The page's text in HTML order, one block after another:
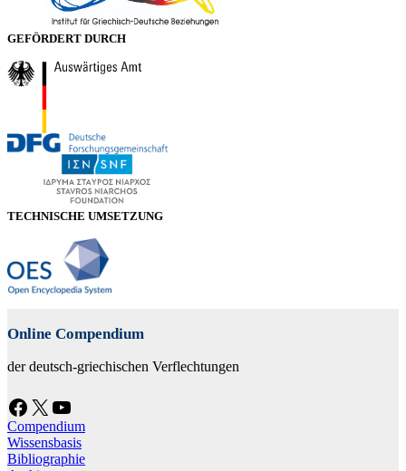
GEFÖRDERT DURCH
TECHNISCHE UMSETZUNG
Online Compendium
der deutsch-griechischen Verflechtungen
Facebook X YouTube
Compendium
Wissensbasis
Bibliographie